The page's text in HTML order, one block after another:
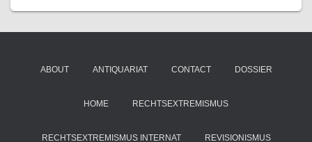
ABOUT ANTIQUARIAT CONTACT DOSSIER
HOME RECHTSEXTREMISMUS
RECHTSEXTREMISMUS INTERNAT REVISIONISMUS